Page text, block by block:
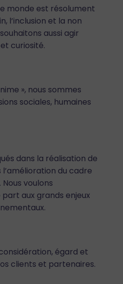
monde est résolument
l’inclusion et la non
aussi agir
curiosité.
», nous sommes
sociales, humaines
dans la réalisation de
l’amélioration du cadre
voulons
aux grands enjeux
égard et
clients et partenaires.